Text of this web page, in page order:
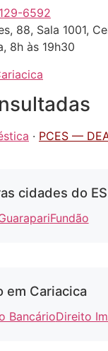
6592
88, Sala 1001,
8h às 19h30
· PCES —
cidades do ES
Fundão
em Cariacica
BancárioDireito